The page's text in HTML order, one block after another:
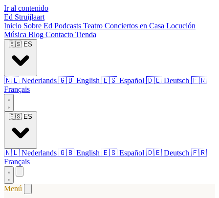
Ir al contenido
Ed Struijlaart
Inicio Sobre Ed Podcasts Teatro Conciertos en Casa Locución
Música Blog Contacto Tienda
🇪🇸 ES
🇳🇱 Nederlands 🇬🇧 English 🇪🇸 Español 🇩🇪 Deutsch 🇫🇷
Français
🇪🇸 ES
🇳🇱 Nederlands 🇬🇧 English 🇪🇸 Español 🇩🇪 Deutsch 🇫🇷
Français
Menú